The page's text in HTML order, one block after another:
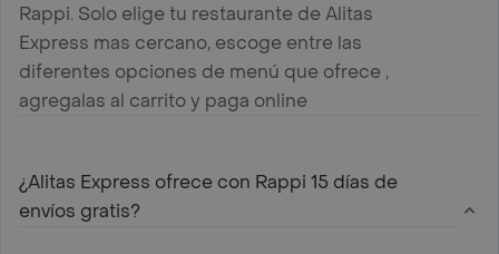
Rappi. Solo elige tu restaurante de Alitas
Express mas cercano, escoge entre las
diferentes opciones de menú que ofrece ,
agregalas al carrito y paga online
¿Alitas Express ofrece con Rappi 15 días de
envíos gratis?